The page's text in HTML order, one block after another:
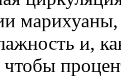
марихуаны,
и,
чтобы